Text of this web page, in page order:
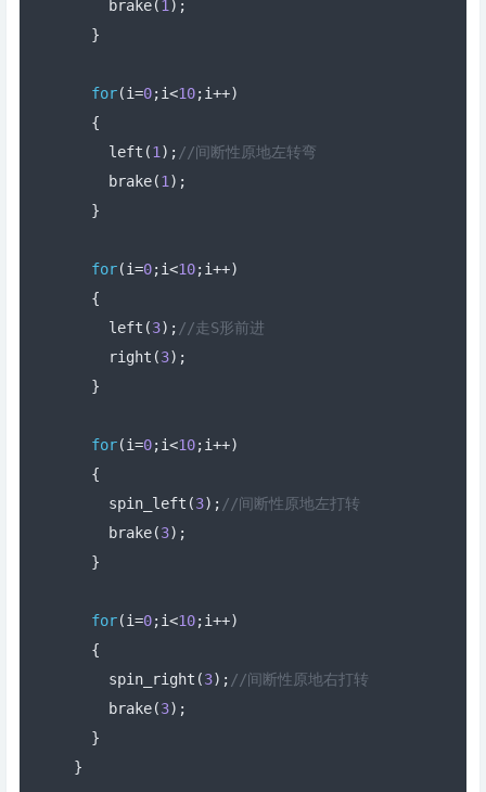
    brake
(1 );
}
for(i=0;i<10;i++)
{
    left
(1 ); //间断性原地左转弯
    brake
(1 );
}
for(i=0;i<10;i++)
{
    left
(3); //走S形前进
    right
(3);
}
for(i=0;i<10;i++)
{
    spin_left
(3); //间断性原地左打转
    brake
(3);
}
for(i=0;i<10;i++)
{
    spin_right
(3); //间断性原地右打转
    brake
(3);
}
}